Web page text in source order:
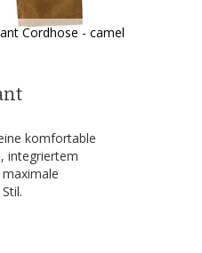
Cordhose - camel
komfortable
integriertem